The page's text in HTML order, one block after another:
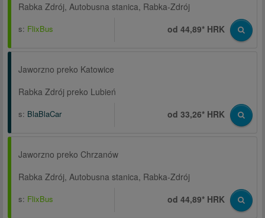
Rabka Zdrój, Autobusna stanica, Rabka-Zdrój
s: FlixBus od 44,89* HRK
Jaworzno preko Katowice
Rabka Zdrój preko Lubień
s: BlaBlaCar od 33,26* HRK
Jaworzno preko Chrzanów
Rabka Zdrój, Autobusna stanica, Rabka-Zdrój
s: FlixBus od 44,89* HRK